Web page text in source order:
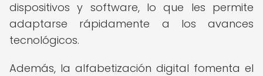
dispositivos y software, lo que les permite
adaptarse rápidamente a los avances
tecnológicos.
Además, la alfabetización digital fomenta el